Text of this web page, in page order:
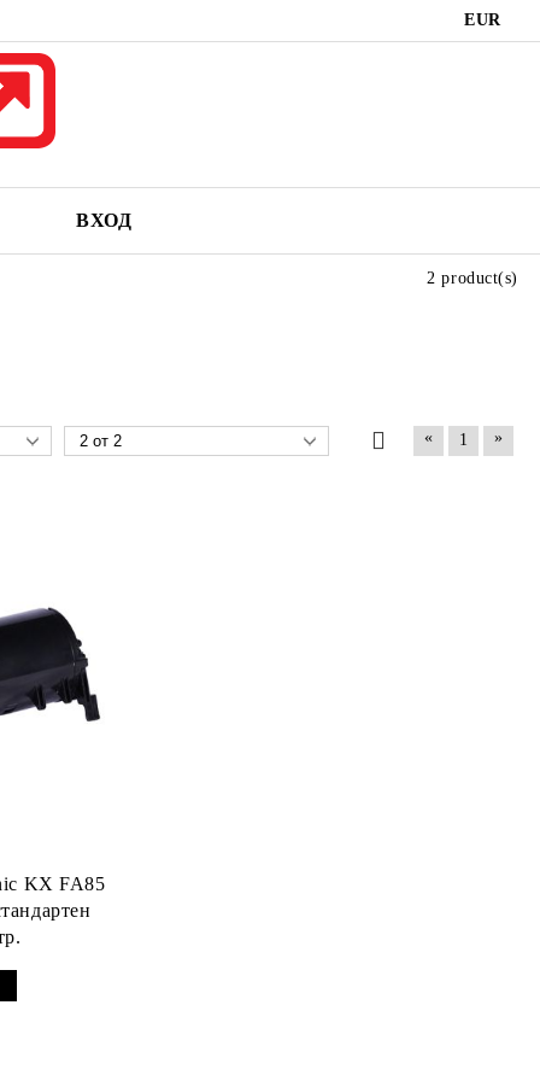
EUR
ВХОД
2 product(s)
« 1 »
KX FA85